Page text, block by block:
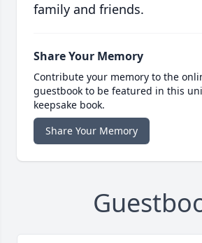
family and friends.
Share Your Memory
Contribute your memory to the
guestbook to be featured in this
keepsake book.
Share Your Memory